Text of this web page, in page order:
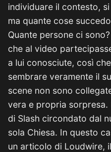
individuare il contesto,
ma quante cose
Quante persone ci
che al video
a lui conosciute, così
sembrare veramente il
scene non sono
vera e propria sorpresa.
di Slash circondato dal
sola Chiesa. In questo
un articolo di Loudwire,